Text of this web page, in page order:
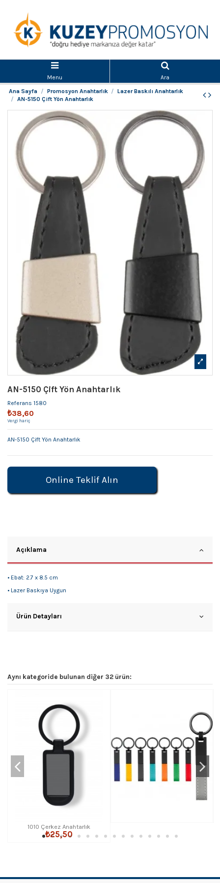
Menu
Ara
Ana Sayfa
Promosyon Anahtarlık
Lazer Baskılı Anahtarlık
AN-5150 Çift Yön Anahtarlık
AN-5150 Çift Yön Anahtarlık
Referans 1580
₺38,60
Vergi hariç
AN-5150 Çift Yön Anahtarlık
Online Teklif Alın
Açıklama
• Ebat: 2.7 x 8.5 cm
• Lazer Baskıya Uygun
Ürün Detayları
Aynı kategoride bulunan diğer 32 ürün:
1010 Çerkez Anahtarlık
₺25,50